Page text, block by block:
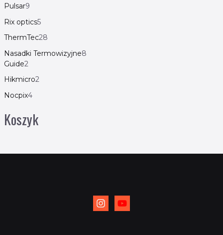
Pulsar9
Rix optics5
ThermTec28
Nasadki Termowizyjne8
Guide2
Hikmicro2
Nocpix4
Koszyk